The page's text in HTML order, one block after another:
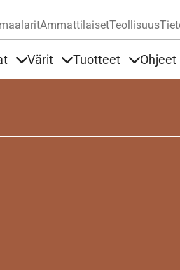
AmmattilaisetTeollisuus
Värit Tuotteet Ohjeet